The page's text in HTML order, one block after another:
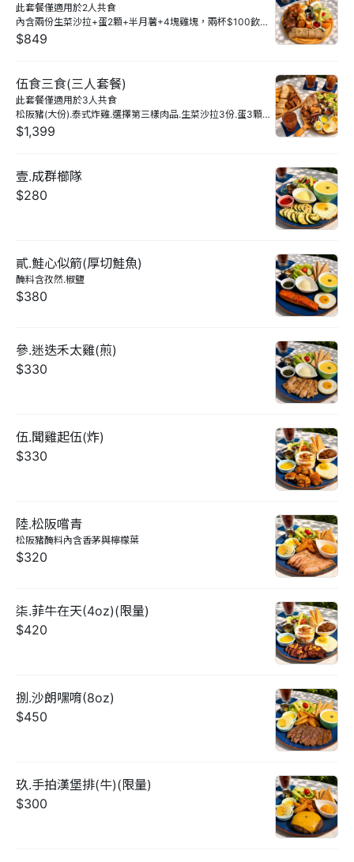
此套餐僅適用於2人共食
內含兩份生菜沙拉+蛋2顆+半月薯+4塊雞塊，兩杯$100飲品
任選，蛋餅口味擇1+主食擇2+小配餐擇1
$849
伍食三食(三人套餐)
此套餐僅適用於3人共食
松阪豬(大份).泰式炸雞.選擇第三樣肉品.生菜沙拉3份.蛋3顆.
招牌炸豆乾.半月薯與雞塊.蛋餅一份.小配餐任選2份,三杯
$1,399
壹.成群櫛隊
$280
貳.鮭心似箭(厚切鮭魚)
醃料含孜然.椒鹽
$380
參.迷迭禾太雞(煎)
$330
伍.聞雞起伍(炸)
$330
陸.松阪嚐青
松阪豬醃料內含香茅與檸檬葉
$320
柒.菲牛在天(4oz)(限量)
$420
捌.沙朗嘿唷(8oz)
$450
玖.手拍漢堡排(牛)(限量)
$300